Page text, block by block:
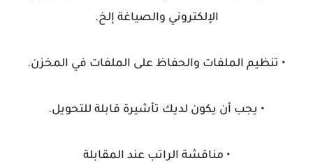
الإلكتروني والصياغة إلخ.
• تنظيم الملفات والحفاظ على الملفات في المخزن.
• يجب أن يكون لديك تأشيرة قابلة للتحويل.
• مناقشة الراتب عند المقابلة